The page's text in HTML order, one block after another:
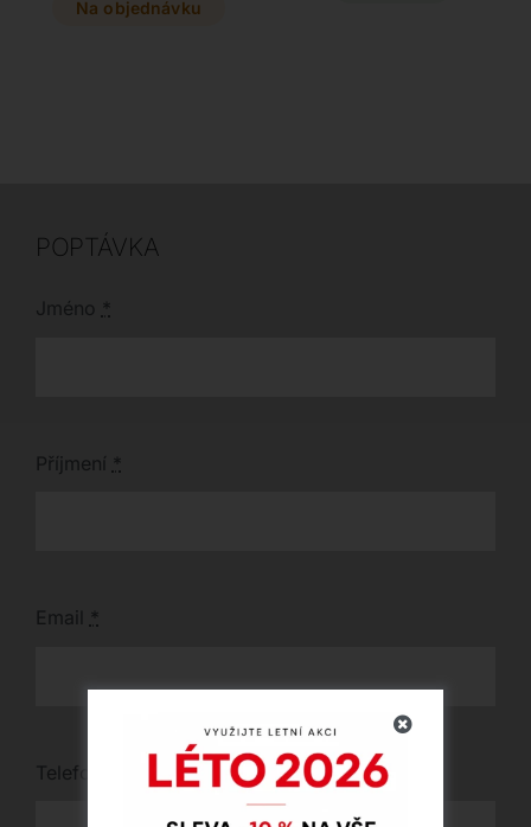
textilů a kůží i dvou
Na objednávku
POPTÁVKA
Jméno *
Příjmení *
Email *
Telefon